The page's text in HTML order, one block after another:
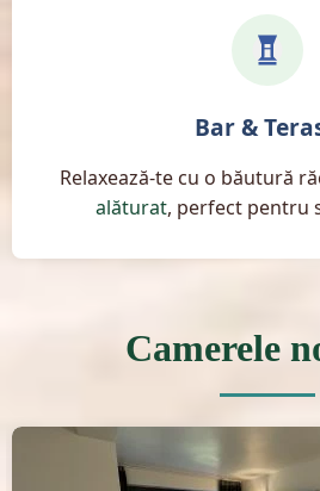
Bar &
Relaxează-te cu o băutură
alăturat, perfect pentru
Camerele